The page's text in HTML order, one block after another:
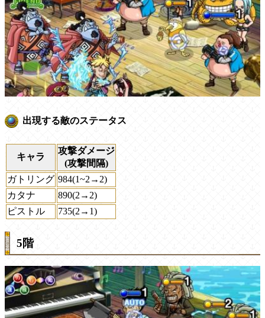
出現する敵のステータス
キャラ
攻撃ダメージ
(攻撃間隔)
ガトリング 984(1~2→2)
カタナ
890(2→2)
ピストル
735(2→1)
5階